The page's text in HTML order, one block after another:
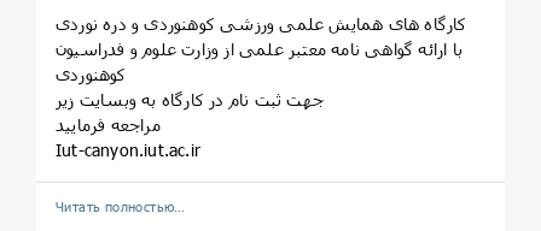
کارگاه های همایش علمی ورزشی کوهنوردی و دره نوردی
با ارائه گواهی نامه معتبر علمی از وزارت علوم و فدراسیون
کوهنوردی
جهت ثبت نام در کارگاه به وبسایت زیر
مراجعه فرمایید
Iut-canyon.iut.ac.ir
Читать полностью…